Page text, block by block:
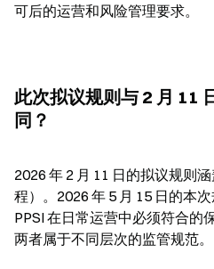
可后的运营和风险管理要求。
此次拟议规则与 2 月 11
同？
2026 年 2 月 11 日的拟议规则
程）。2026 年 5 月 15 日的本
PPSI 在日常运营中必须符合的
两者属于不同层次的监管规范。